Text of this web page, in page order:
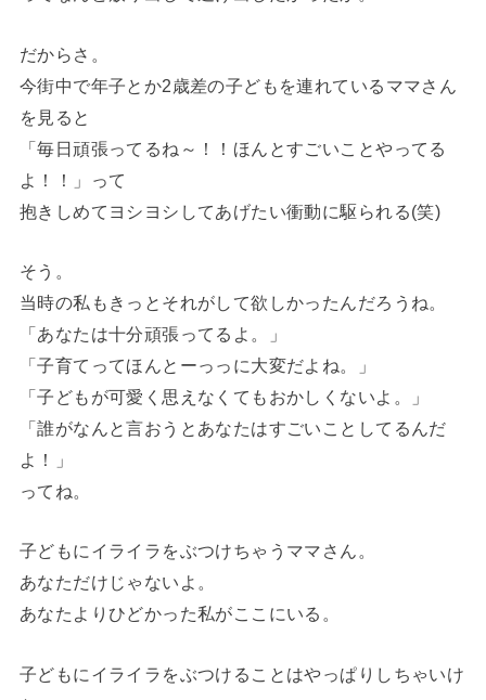
だからさ。
今街中で年子とか2歳差の子どもを連れているママさん
を見ると
「毎日頑張ってるね～！！ほんとすごいことやってる
よ！！」って
抱きしめてヨシヨシしてあげたい衝動に駆られる(笑)
そう。
当時の私もきっとそれがして欲しかったんだろうね。
「あなたは十分頑張ってるよ。」
「子育てってほんとーっっに大変だよね。」
「子どもが可愛く思えなくてもおかしくないよ。」
「誰がなんと言おうとあなたはすごいことしてるんだ
よ！」
ってね。
子どもにイライラをぶつけちゃうママさん。
あなただけじゃないよ。
あなたよりひどかった私がここにいる。
子どもにイライラをぶつけることはやっぱりしちゃいけ